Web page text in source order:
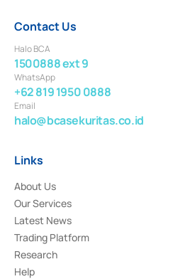
Contact Us
Halo BCA
1500888 ext 9
WhatsApp
+62 819 1950 0888
Email
halo@bcasekuritas.co.id
Links
About Us
Our Services
Latest News
Trading Platform
Research
Help